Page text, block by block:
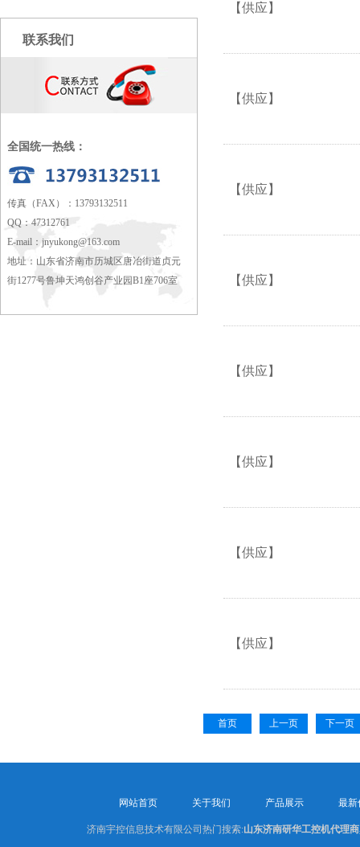
联系我们
全国统一热线：
传真（FAX）：13793132511
QQ：47312761
E-mail： jnyukong@163.com
地址：山东省济南市历城区唐冶街道贞元
街1277号鲁坤天鸿创谷产业园B1座706室
【供应】
【供应】
【供应】
【供应】
【供应】
【供应】
【供应】
【供应】
首页 上一页 下一页
网站首页 关于我们 产品展示 最新
济南宇控信息技术有限公司热门搜索:山东济南研华工控机代理